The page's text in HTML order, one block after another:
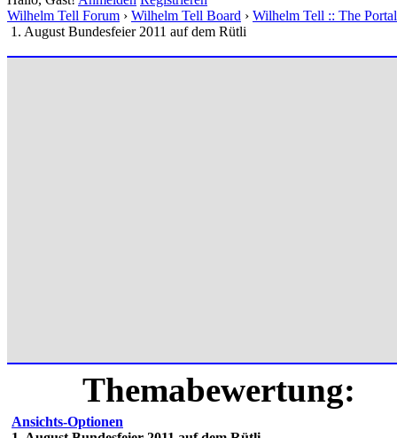
Wilhelm Tell Forum › Wilhelm Tell Board › Wilhelm Tell :: The
1. August Bundesfeier 2011 auf dem Rütli
Themabewertung:
Ansichts-Optionen